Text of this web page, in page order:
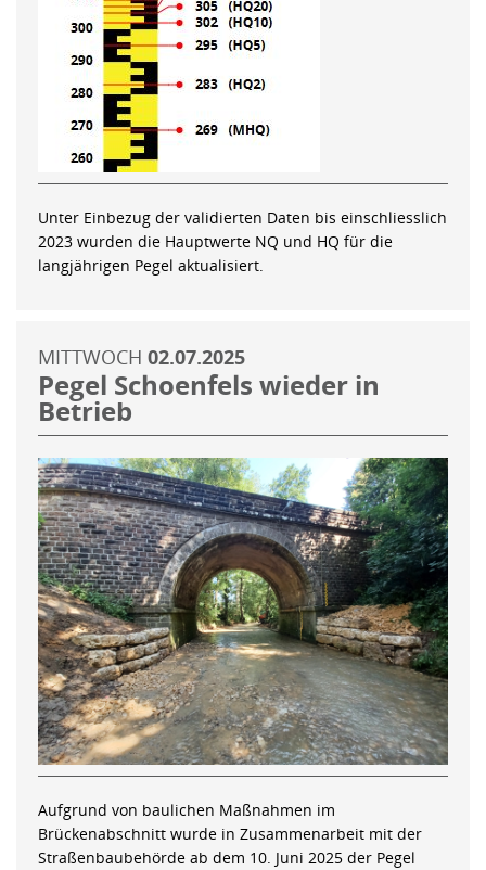
Unter Einbezug der validierten Daten bis einschliesslich
2023 wurden die Hauptwerte NQ und HQ für die
langjährigen Pegel aktualisiert.
MITTWOCH 02.07.2025
Pegel Schoenfels wieder in
Betrieb
Aufgrund von baulichen Maßnahmen im
Brückenabschnitt wurde in Zusammenarbeit mit der
Straßenbaubehörde ab dem 10. Juni 2025 der Pegel